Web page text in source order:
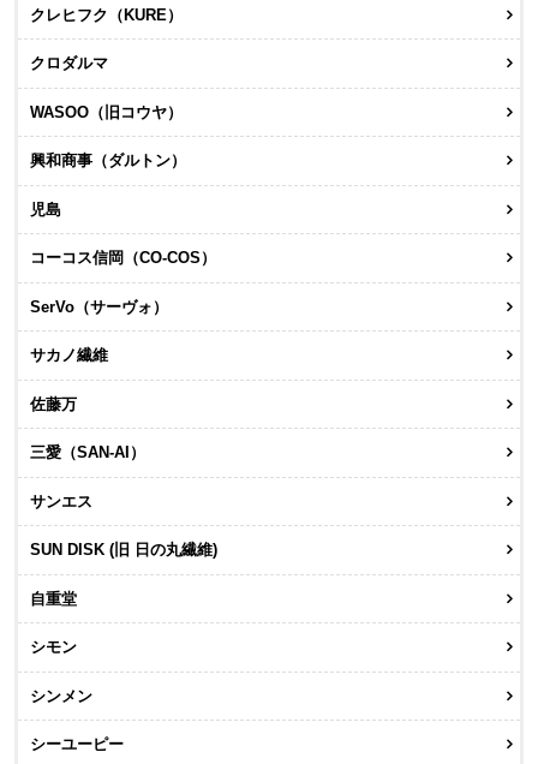
クレヒフク（KURE）
クロダルマ
WASOO（旧コウヤ）
興和商事（ダルトン）
児島
コーコス信岡（CO-COS）
SerVo（サーヴォ）
サカノ繊維
佐藤万
三愛（SAN-AI）
サンエス
SUN DISK (旧 日の丸繊維)
自重堂
シモン
シンメン
シーユーピー